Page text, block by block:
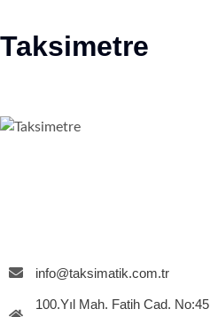
Taksimetre
info@taksimatik.com.tr
100.Yıl Mah. Fatih Cad. No:45